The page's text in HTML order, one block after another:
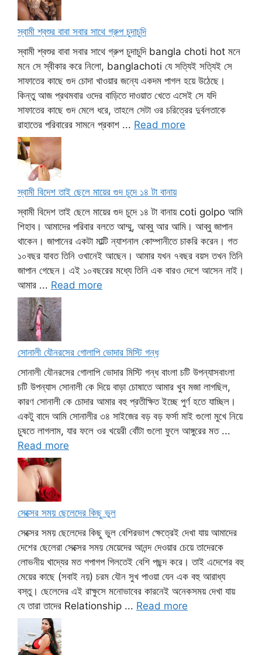
স্বামী শ্বশুর বাবা সবার সাথে গ্রুপ চুদাচুদি
স্বামী শ্বশুর বাবা সবার সাথে গ্রুপ চুদাচুদি bangla choti hot মনে
মনে সে স্বীকার করে নিলো, banglachoti যে সত্যিই সত্যিই সে
সাফাতের কাছে গুদ চোদা খাওয়ার জন্যে একদম পাগল হয়ে উঠেছে।
কিন্তু আজ প্রথমবার ওদের বাড়িতে দাওয়াত খেতে এসেই সে যদি
সাফাতের কাছে গুদ মেলে ধরে, তাহলে সেটা ওর চরিত্রের দুর্বলতাকে
রাহাতের পরিবারের সামনে প্রকাশ ... Read more
স্বামী বিদেশ তাই ছেলে মায়ের গুদ চুদে ১৪ টা বানায়
স্বামী বিদেশ তাই ছেলে মায়ের গুদ চুদে ১৪ টা বানায় coti golpo আমি
শিহাব। আমাদের পরিবার বলতে আম্মু, আব্বু আর আমি। আব্বু জাপান
থাকেন। জাপানের একটা মাল্টি ন্যাশনাল কোম্পানীতে চাকরি করেন। গত
১০বছর যাবত তিনি ওখানেই আছেন। আমার যখন ৭বছর বয়স তখন তিনি
জাপান গেছেন। এই ১০বছরের মধ্যে তিনি এক বারও দেশে আসেন নাই।
আমার ... Read more
সোনালী যৌনরসের গোলাপি ভোদার মিস্টি গন্ধ
সোনালী যৌনরসের গোলাপি ভোদার মিস্টি গন্ধ বাংলা চটি উপন্যাসবাংলা
চটি উপন্যাস সোনালী কে দিয়ে বাড়া চোষাতে আমার খুব মজা লাগছিল,
কারণ সোনালী কে চোদার আমার বহু প্রতীক্ষিত ইচ্ছে পুর্ণ হতে যাচ্ছিল।
একটু বাদে আমি সোনালীর ৩৪ সাইজের বড় বড় ফর্সা মাই গুলো মুখে নিয়ে
চুষতে লাগলাম, যার ফলে ওর খয়েরী বোঁটা গুলো ফুলে আঙ্গুরের মত ...
Read more
সেক্সের সময় ছেলেদের কিছু ভুল
সেক্সের সময় ছেলেদের কিছু ভুল বেশিরভাগ ক্ষেত্রেই দেখা যায় আমাদের
দেশের ছেলেরা সেক্সের সময় মেয়েদের আনন্দ দেওয়ার চেয়ে তাদেরকে
লোভনীয় খাদ্যের মত গপাগপ গিলতেই বেশি পছন্দ করে। তাই এদেশের বহু
মেয়ের কাছে (সবাই নয়) চরম যৌন সুখ পাওয়া যেন এক বহু আরাধ্য
বস্তু। ছেলেদের এই রাক্ষুসে মনোভাবের কারনেই অনেকসময় দেখা যায়
যে তারা তাদের Relationship ... Read more